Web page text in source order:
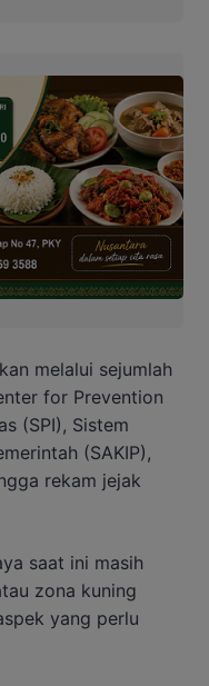
melalui sejumlah
for Prevention
(SPI), Sistem
(SAKIP),
rekam jejak
saat ini masih
zona kuning
yang perlu